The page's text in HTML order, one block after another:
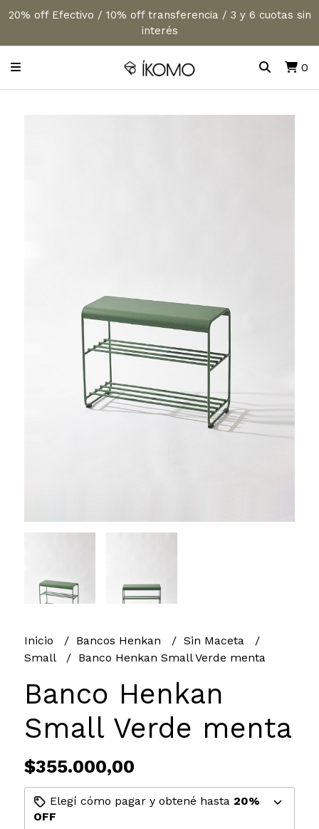
20% off Efectivo / 10% off transferencia / 3 y 6 cuotas sin
interés
0
Inicio Bancos Henkan
Sin Maceta
Small
Banco Henkan Small Verde menta
Banco Henkan
Small Verde menta
$355.000,00
Elegí cómo pagar y obtené hasta 20%
OFF